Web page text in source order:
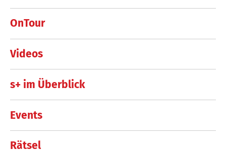
OnTour
Videos
s+ im Überblick
Events
Rätsel